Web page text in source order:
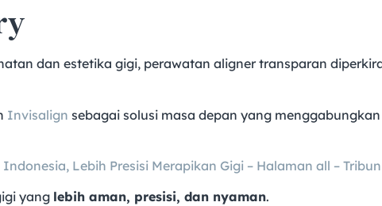
dan estetika gigi, perawatan aligner transparan
Invisalign sebagai solusi masa depan yang
Lebih Presisi Merapikan Gigi – Halaman all –
yang lebih aman, presisi, dan nyaman.